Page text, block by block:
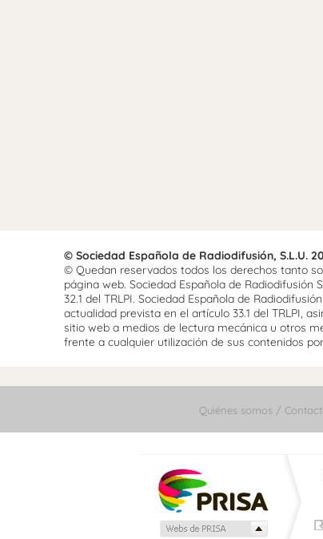
© Sociedad Española de Radiodifusión, S.L.U.
© Quedan reservados todos los derechos tanto
página web. Sociedad Española de
32.1 del TRLPI. Sociedad Española de
actualidad prevista en el artículo 33.1 del TRLPI,
sitio web a medios de lectura mecánica u otros
frente a cualquier utilización de sus contenidos
Quiénes somos /